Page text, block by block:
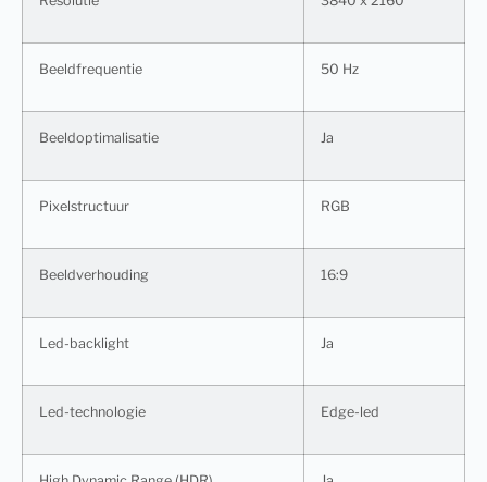
Beeldfrequentie 50 Hz
Beeldoptimalisatie Ja
Pixelstructuur RGB
Beeldverhouding 16:9
Led-backlight Ja
Led-technologie Edge-led